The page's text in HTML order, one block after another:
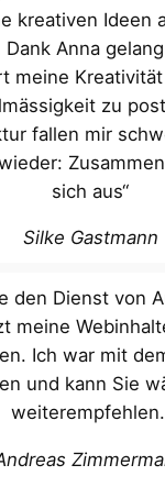
kreativen Ideen
Dank Anna
meine
zu
fallen mir
sich aus“
Silke Gastmann
den Dienst von
meine
Ich war mit
und kann Sie
weiterempfehlen.